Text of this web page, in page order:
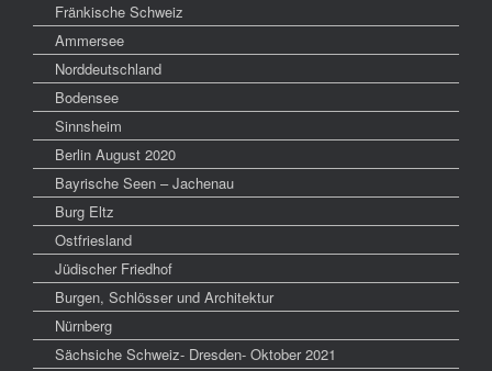
Fränkische Schweiz
Ammersee
Norddeutschland
Bodensee
Sinnsheim
Berlin August 2020
Bayrische Seen – Jachenau
Burg Eltz
Ostfriesland
Jüdischer Friedhof
Burgen, Schlösser und Architektur
Nürnberg
Sächsiche Schweiz- Dresden- Oktober 2021